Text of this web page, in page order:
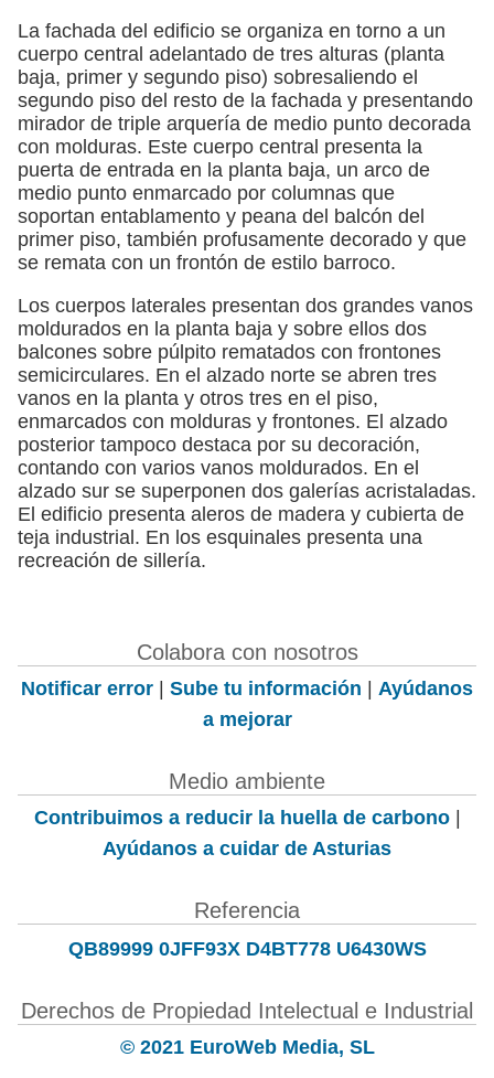
La fachada del edificio se organiza en torno a un
cuerpo central adelantado de tres alturas (planta
baja, primer y segundo piso) sobresaliendo el
segundo piso del resto de la fachada y presentando
mirador de triple arquería de medio punto decorada
con molduras. Este cuerpo central presenta la
puerta de entrada en la planta baja, un arco de
medio punto enmarcado por columnas que
soportan entablamento y peana del balcón del
primer piso, también profusamente decorado y que
se remata con un frontón de estilo barroco.
Los cuerpos laterales presentan dos grandes vanos
moldurados en la planta baja y sobre ellos dos
balcones sobre púlpito rematados con frontones
semicirculares. En el alzado norte se abren tres
vanos en la planta y otros tres en el piso,
enmarcados con molduras y frontones. El alzado
posterior tampoco destaca por su decoración,
contando con varios vanos moldurados. En el
alzado sur se superponen dos galerías acristaladas.
El edificio presenta aleros de madera y cubierta de
teja industrial. En los esquinales presenta una
recreación de sillería.
Colabora con nosotros
Notificar error | Sube tu información | Ayúdanos
a mejorar
Medio ambiente
Contribuimos a reducir la huella de carbono|
Ayúdanos a cuidar de Asturias
Referencia
QB89999 0JFF93X D4BT778 U6430WS
Derechos de Propiedad Intelectual e Industrial
© 2021 EuroWeb Media, SL